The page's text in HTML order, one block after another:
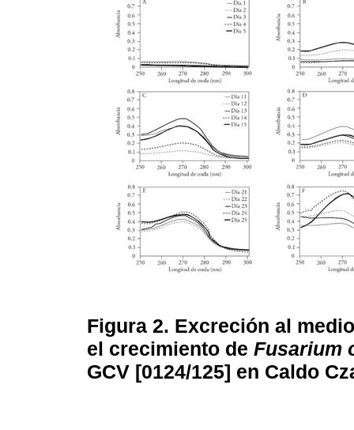
Figura 2. Excreción al
el crecimiento de Fusarium
GCV [0124/125] en Caldo